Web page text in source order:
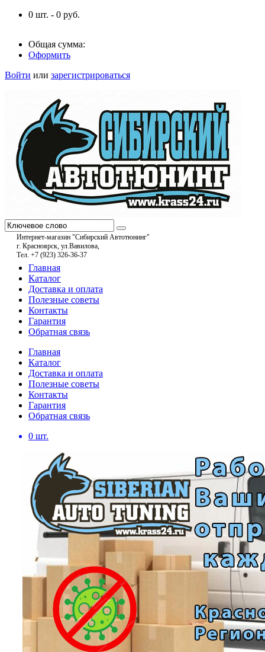
0 шт. - 0 руб.
Общая сумма:
Оформить
Войти или зарегистрироваться
Интернет-магазин "Сибирский Автотюнинг"
г. Красноярск, ул.Вавилова,
Тел. +7 (923) 326-36-37
Главная
Каталог
Доставка и оплата
Полезные советы
Контакты
Гарантия
Обратная связь
Главная
Каталог
Доставка и оплата
Полезные советы
Контакты
Гарантия
Обратная связь
0 шт.